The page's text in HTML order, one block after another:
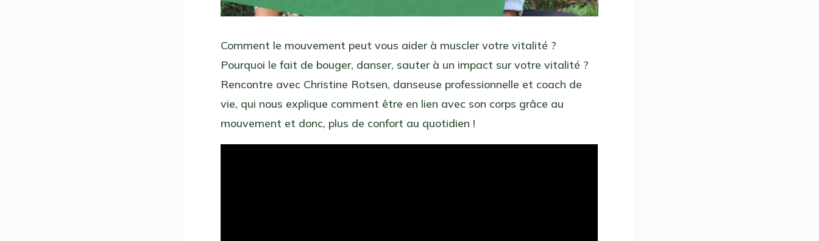
Comment le mouvement peut vous aider à muscler votre vitalité ?
Pourquoi le fait de bouger, danser, sauter à un impact sur votre vitalité ?
Rencontre avec Christine Rotsen, danseuse professionnelle et coach de
vie, qui nous explique comment être en lien avec son corps grâce au
mouvement et donc, plus de confort au quotidien !